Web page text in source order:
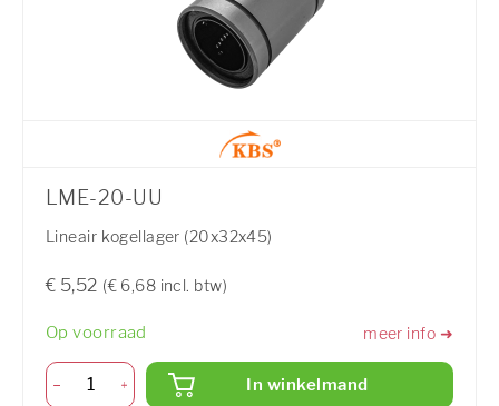
LME-20-UU
Lineair kogellager (20x32x45)
€ 5,52 (€ 6,68 incl. btw)
Op voorraad meer info ➜
In winkelmand